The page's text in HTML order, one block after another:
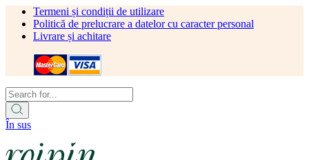
Termeni și condiții de utilizare
Politică de prelucrare a datelor cu caracter personal
Livrare și achitare
În sus